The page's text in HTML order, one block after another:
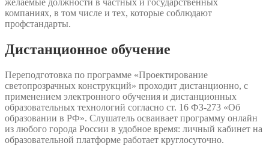
желаемые должности в частных и государственных
компаниях, в том числе и тех, которые соблюдают
профстандарты.
Дистанционное обучение
Переподготовка по программе «Проектирование
светопрозрачных конструкций» проходит дистанционно, с
применением электронного обучения и дистанционных
образовательных технологий согласно ст. 16 ФЗ-273 «Об
образовании в РФ». Слушатель осваивает программу онлайн
из любого города России в удобное время: личный кабинет на
образовательной платформе работает круглосуточно.